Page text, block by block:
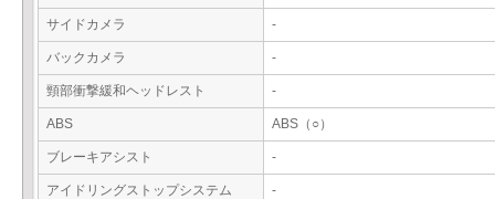
サイドカメラ -
バックカメラ -
頸部衝撃緩和ヘッドレスト -
ABS ABS（○）
ブレーキアシスト -
アイドリングストップシステム -